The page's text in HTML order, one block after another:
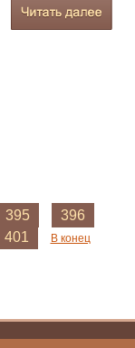
395
396
401 В конец